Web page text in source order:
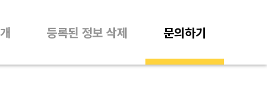
등록된 정보 삭제 문의하기